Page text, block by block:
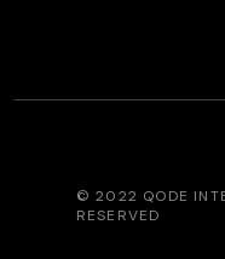
© 2022 QODE
RESERVED